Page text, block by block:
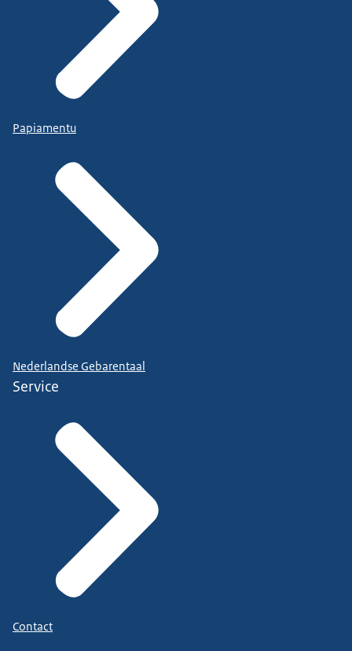
Papiamentu
Nederlandse Gebarentaal
Service
Contact